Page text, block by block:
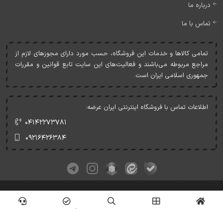
درباره ما
تماس با ما
تمامی کالاها و خدمات اين فروشگاه، حسب مورد دارای مجوزهای لازم از
مراجع مربوطه می‌باشند و فعاليت‌های اين سايت تابع قوانين و مقررات
جمهوری اسلامی ايران است.
اطلاعات تماس با فروشگاه اینترنتی ایران عرضه:
۰۴۱۴۲۲۷۳۷۸۱
۰۹۲۱۶۴۲۶۳۸۴
کلیه حقوق این وبسایت متعلق به ایران عرضه می‌باشد.